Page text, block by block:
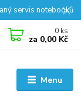
servis notebooků
Menu
0 ks
za 0,00 Kč